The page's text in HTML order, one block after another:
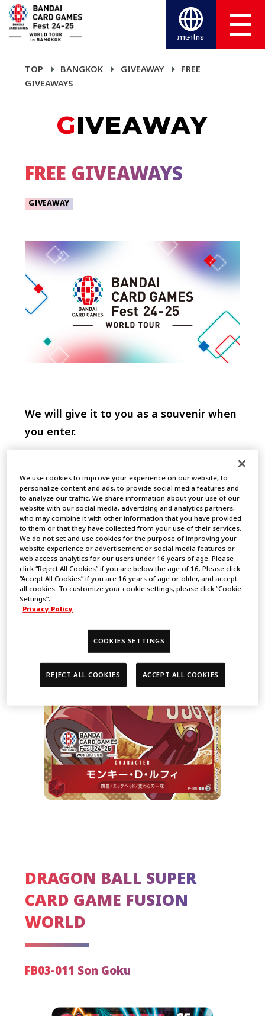
ภาษาไทย
TOP BANGKOK GIVEAWAY
FREE
GIVEAWAYS
GIVEAWAY
FREE GIVEAWAYS
GIVEAWAY
We will give it to you as a souvenir when
you enter.
ONE PIECE CARD GAME
P-080 Monkey.D.Luffy
DRAGON BALL SUPER
CARD GAME FUSION
WORLD
FB03-011 Son Goku
We use cookies to improve your experience on our website, to
personalize content and ads, to provide social media features and
to analyze our traffic. We share information about your use of our
website with our social media, advertising and analytics partners,
who may combine it with other information that you have provided
to them or that they have collected from your use of their services.
We do not set and use cookies for the purpose of improving your
website experience or advertisement or social media features or
web access analytics for our users under 16 years of age. Please
click “Reject All Cookies” if you are below the age of 16. Please click
“Accept All Cookies” if you are 16 years of age or older, and accept
all cookies. To customize your cookie settings, please click “Cookie
Settings”.
Privacy Policy
COOKIES SETTINGS
REJECT ALL COOKIES ACCEPT ALL COOKIES